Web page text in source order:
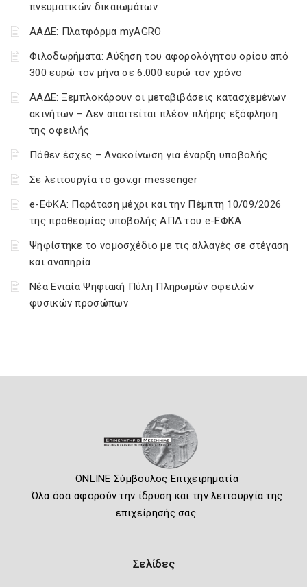
πνευματικών δικαιωμάτων
ΑΑΔΕ: Πλατφόρμα myAGRO
Φιλοδωρήματα: Αύξηση του αφορολόγητου ορίου από
300 ευρώ τον μήνα σε 6.000 ευρώ τον χρόνο
ΑΑΔΕ: Ξεμπλοκάρουν οι μεταβιβάσεις κατασχεμένων
ακινήτων – Δεν απαιτείται πλέον πλήρης εξόφληση
της οφειλής
Πόθεν έσχες – Ανακοίνωση για έναρξη υποβολής
Σε λειτουργία το gov.gr messenger
e-ΕΦΚΑ: Παράταση μέχρι και την Πέμπτη 10/09/2026
της προθεσμίας υποβολής ΑΠΔ του e-ΕΦΚΑ
Ψηφίστηκε το νομοσχέδιο με τις αλλαγές σε στέγαση
και αναπηρία
Νέα Ενιαία Ψηφιακή Πύλη Πληρωμών οφειλών
φυσικών προσώπων
ONLINE Σύμβουλος Επιχειρηματία
Όλα όσα αφορούν την ίδρυση και την λειτουργία της
επιχείρησής σας.
Σελίδες